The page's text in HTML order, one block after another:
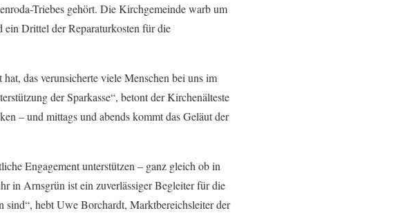
Triebes gehört. Die Kirchgemeinde warb um
ein Drittel der Reparaturkosten für die
das verunsicherte viele Menschen bei uns im
der Sparkasse“, betont der Kirchenälteste
– und mittags und abends kommt das Geläut der
Engagement unterstützen – ganz gleich ob in
in Arnsgrün ist ein zuverlässiger Begleiter für die
sind“, hebt Uwe Borchardt, Marktbereichsleiter der